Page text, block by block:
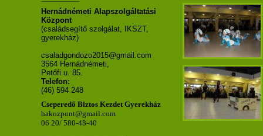
Hernádnémeti Alapszolgáltatási
Központ
(családsegítő szolgálat, IKSZT,
gyerekház)
csaladgondozo2015@gmail.com
3564 Hernádnémeti,
Petőfi u. 85.
Telefon:
(46) 594 248
Cseperedő Biztos Kezdet Gyerekház
hakozpont@gmail.com
06 20/ 580-48-40